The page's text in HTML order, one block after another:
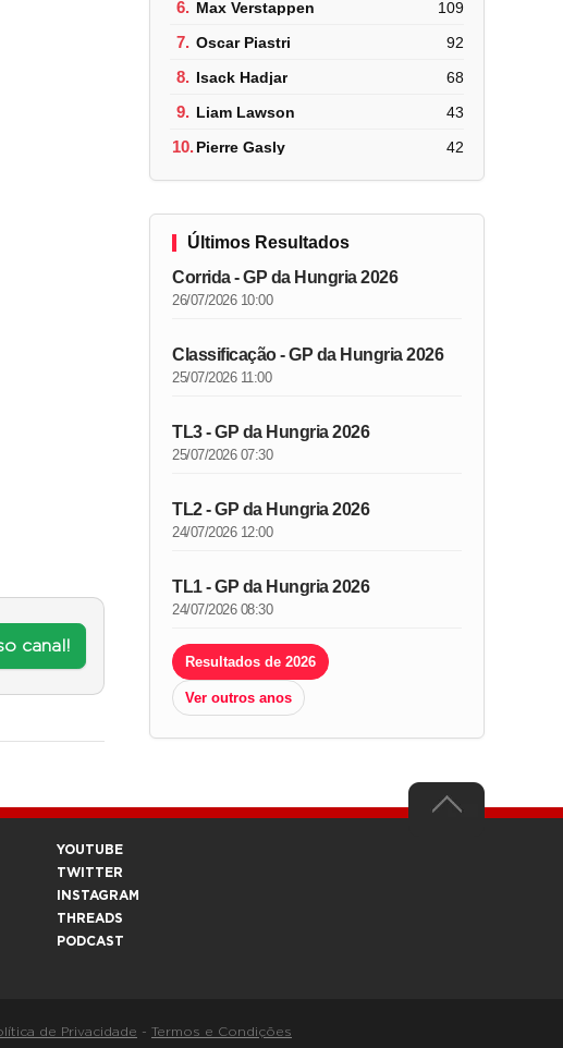
canal!
6. Max Verstappen 109
7. Oscar Piastri 92
8. Isack Hadjar 68
9. Liam Lawson 43
10.Pierre Gasly 42
Últimos Resultados
Corrida - GP da Hungria 2026
26/07/2026 10:00
Classificação - GP da Hungria 2026
25/07/2026 11:00
TL3 - GP da Hungria 2026
25/07/2026 07:30
TL2 - GP da Hungria 2026
24/07/2026 12:00
TL1 - GP da Hungria 2026
24/07/2026 08:30
Resultados de 2026
Ver outros anos
YOUTUBE
TWITTER
INSTAGRAM
THREADS
PODCAST
de Privacidade - Termos e Condições